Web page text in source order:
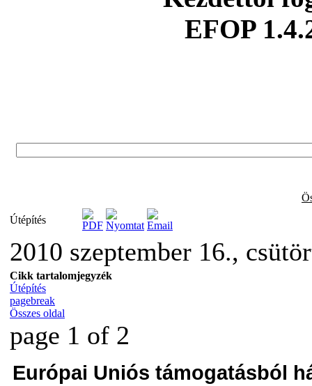
EFOP
Útépítés
2010 szeptember 16.,
Cikk tartalomjegyzék
Útépítés
pagebreak
Összes oldal
page 1 of 2
Európai Uniós támogatásból